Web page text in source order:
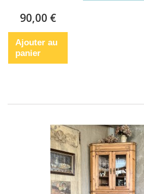
90,00 €
Ajouter au
panier